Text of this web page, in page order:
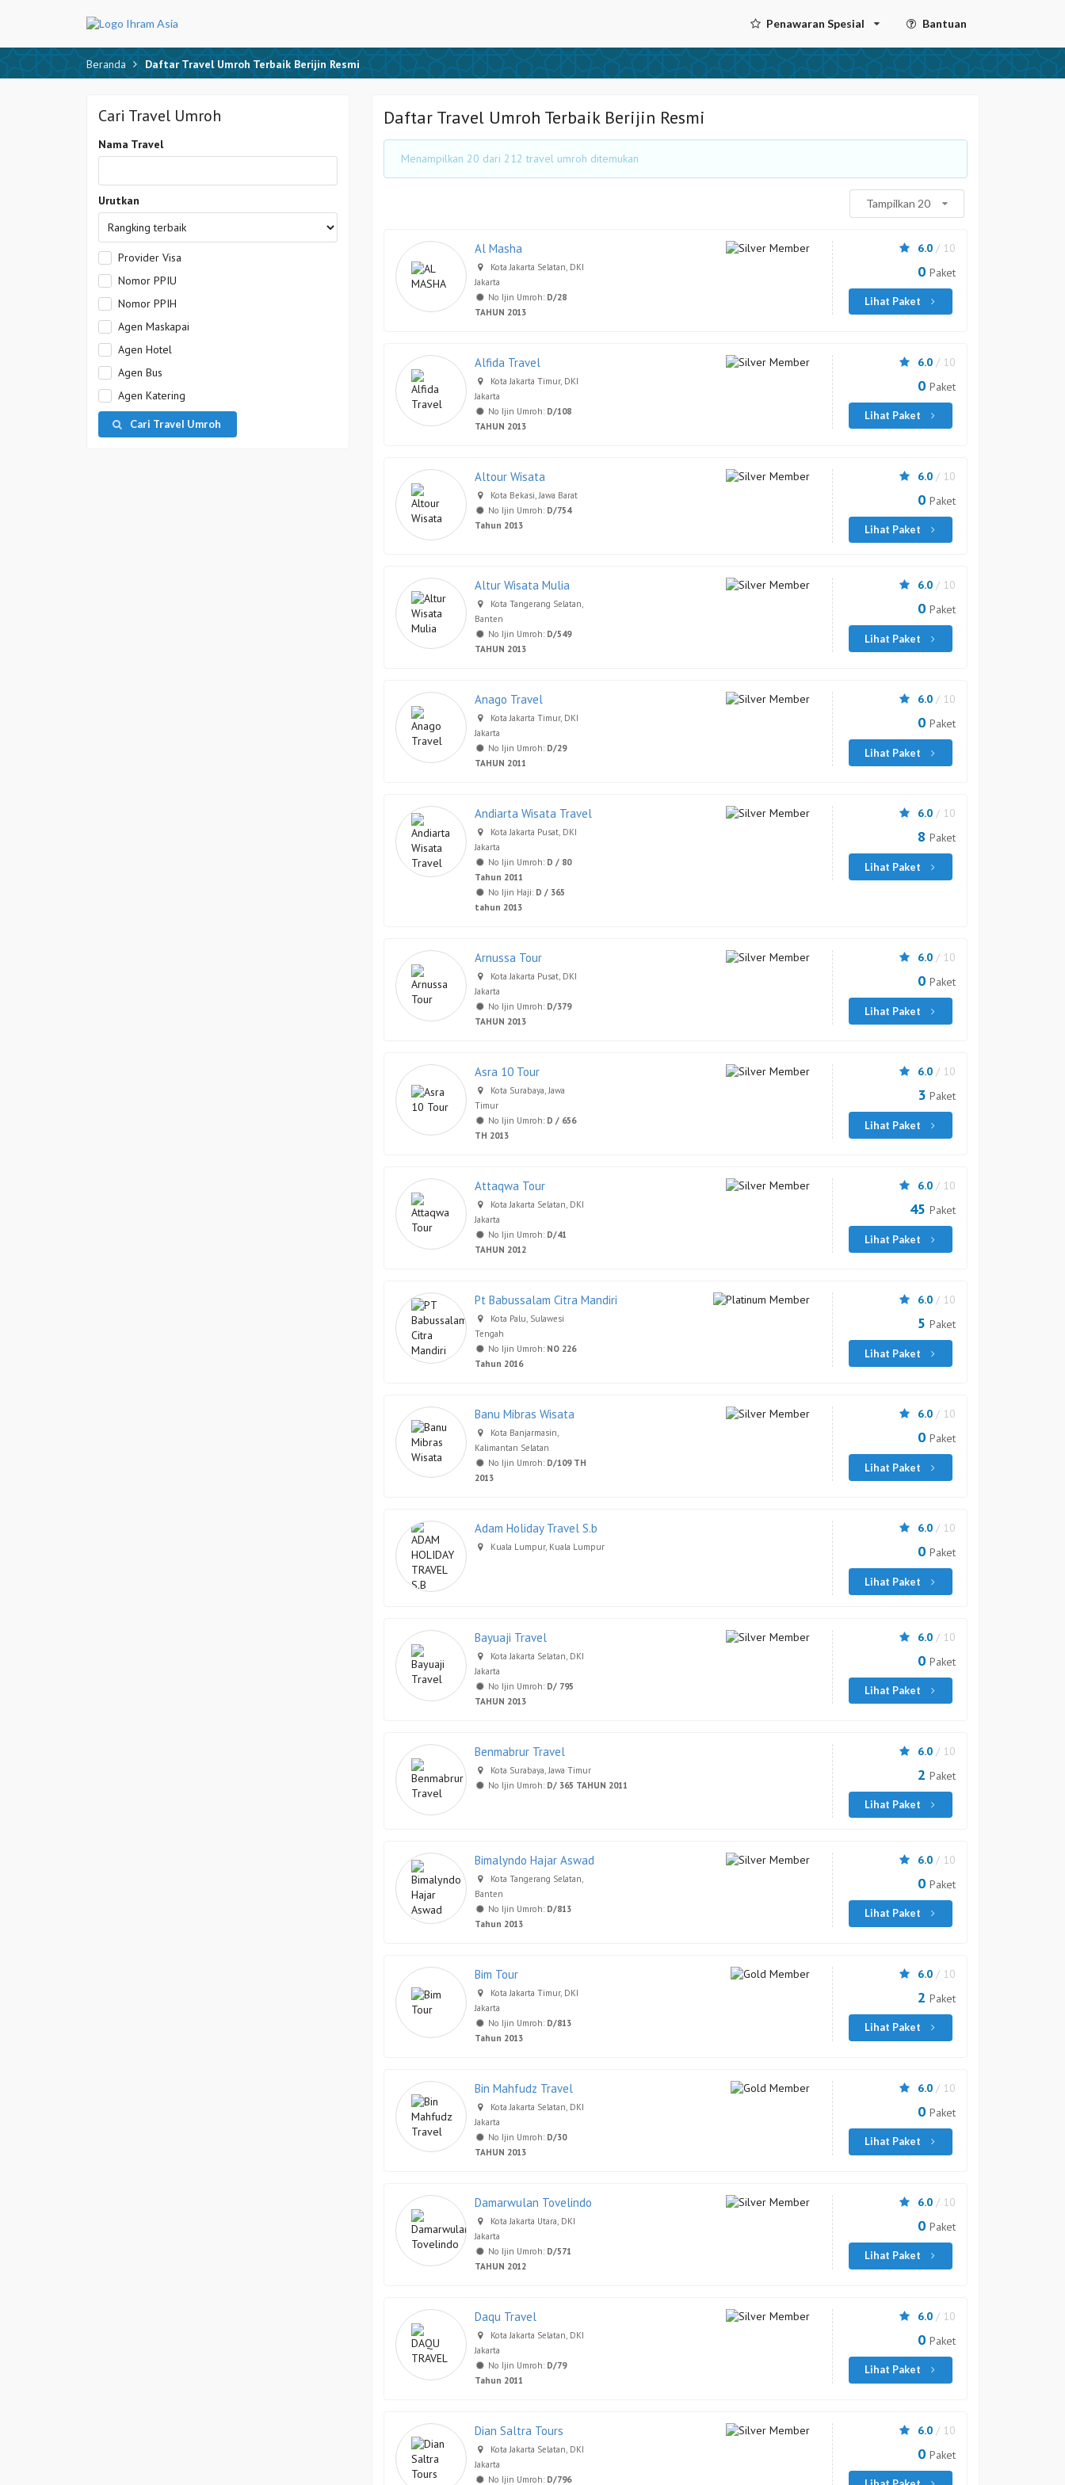
Penawaran Spesial Bantuan
Beranda Daftar Travel Umroh Terbaik Berijin Resmi
Cari Travel Umroh
Nama Travel
Urutkan
Provider Visa
Nomor PPIU
Nomor PPIH
Agen Maskapai
Agen Hotel
Agen Bus
Agen Katering
Cari Travel Umroh
Daftar Travel Umroh Terbaik Berijin Resmi
Menampilkan 20 dari 212 travel umroh ditemukan
Tampilkan 20
Al Masha
Kota Jakarta Selatan, DKI
Jakarta
No Ijin Umroh: D/28
TAHUN 2013
6.0/ 10
0 Paket
Lihat Paket
Alfida Travel
Kota Jakarta Timur, DKI
Jakarta
No Ijin Umroh: D/108
TAHUN 2013
6.0/ 10
0 Paket
Lihat Paket
Altour Wisata
Kota Bekasi, Jawa Barat
No Ijin Umroh: D/754
Tahun 2013
6.0/ 10
0 Paket
Lihat Paket
Altur Wisata Mulia
Kota Tangerang Selatan,
Banten
No Ijin Umroh: D/549
TAHUN 2013
6.0/ 10
0 Paket
Lihat Paket
Anago Travel
Kota Jakarta Timur, DKI
Jakarta
No Ijin Umroh: D/29
TAHUN 2011
6.0/ 10
0 Paket
Lihat Paket
Andiarta Wisata Travel
Kota Jakarta Pusat, DKI
Jakarta
No Ijin Umroh: D / 80
Tahun 2011
No Ijin Haji: D / 365
tahun 2013
6.0/ 10
8 Paket
Lihat Paket
Arnussa Tour
Kota Jakarta Pusat, DKI
Jakarta
No Ijin Umroh: D/379
TAHUN 2013
6.0/ 10
0 Paket
Lihat Paket
Asra 10 Tour
Kota Surabaya, Jawa
Timur
No Ijin Umroh: D / 656
TH 2013
6.0/ 10
3 Paket
Lihat Paket
Attaqwa Tour
Kota Jakarta Selatan, DKI
Jakarta
No Ijin Umroh: D/41
TAHUN 2012
6.0/ 10
45 Paket
Lihat Paket
Pt Babussalam Citra Mandiri
Kota Palu, Sulawesi
Tengah
No Ijin Umroh: NO 226
Tahun 2016
6.0/ 10
5 Paket
Lihat Paket
Banu Mibras Wisata
Kota Banjarmasin,
Kalimantan Selatan
No Ijin Umroh: D/109 TH
2013
6.0/ 10
0 Paket
Lihat Paket
Adam Holiday Travel S.b
Kuala Lumpur, Kuala Lumpur
6.0/ 10
0 Paket
Lihat Paket
Bayuaji Travel
Kota Jakarta Selatan, DKI
Jakarta
No Ijin Umroh: D/ 795
TAHUN 2013
6.0/ 10
0 Paket
Lihat Paket
Benmabrur Travel
Kota Surabaya, Jawa Timur
No Ijin Umroh: D/ 365 TAHUN 2011
6.0/ 10
2 Paket
Lihat Paket
Bimalyndo Hajar Aswad
Kota Tangerang Selatan,
Banten
No Ijin Umroh: D/813
Tahun 2013
6.0/ 10
0 Paket
Lihat Paket
Bim Tour
Kota Jakarta Timur, DKI
Jakarta
No Ijin Umroh: D/813
Tahun 2013
6.0/ 10
2 Paket
Lihat Paket
Bin Mahfudz Travel
Kota Jakarta Selatan, DKI
Jakarta
No Ijin Umroh: D/30
TAHUN 2013
6.0/ 10
0 Paket
Lihat Paket
Damarwulan Tovelindo
Kota Jakarta Utara, DKI
Jakarta
No Ijin Umroh: D/571
TAHUN 2012
6.0/ 10
0 Paket
Lihat Paket
Daqu Travel
Kota Jakarta Selatan, DKI
Jakarta
No Ijin Umroh: D/79
Tahun 2011
6.0/ 10
0 Paket
Lihat Paket
Dian Saltra Tours
Kota Jakarta Selatan, DKI
Jakarta
No Ijin Umroh: D/796
6.0/ 10
0 Paket